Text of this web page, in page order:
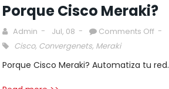
Porque Cisco Meraki?
Admin Jul, 08
Comments Off
Cisco, Convergenets, Meraki
Porque Cisco Meraki? Automatiza tu red.